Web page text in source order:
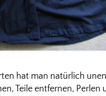
hat man natürlich
Teile entfernen,